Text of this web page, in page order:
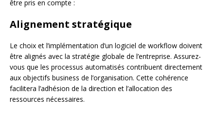
être pris en compte :
Alignement stratégique
Le choix et l’implémentation d’un logiciel de workflow doivent
être alignés avec la stratégie globale de l’entreprise. Assurez-
vous que les processus automatisés contribuent directement
aux objectifs business de l’organisation. Cette cohérence
facilitera l’adhésion de la direction et l’allocation des
ressources nécessaires.